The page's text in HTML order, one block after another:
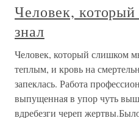
Человек,
знал
Человек, который слишком
теплым, и кровь на
запеклась. Работа
выпущенная в упор чуть
вдребезги череп